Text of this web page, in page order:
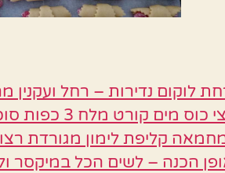
קליפת לימון מגורדת
הכנה – לשים הכל במיקסר